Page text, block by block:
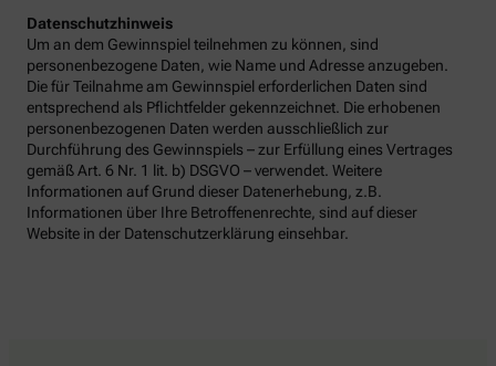
Datenschutzhinweis
Um an dem Gewinnspiel teilnehmen zu können, sind
personenbezogene Daten, wie Name und Adresse anzugeben.
Die für Teilnahme am Gewinnspiel erforderlichen Daten sind
entsprechend als Pflichtfelder gekennzeichnet. Die erhobenen
personenbezogenen Daten werden ausschließlich zur
Durchführung des Gewinnspiels – zur Erfüllung eines Vertrages
gemäß Art. 6 Nr. 1 lit. b) DSGVO – verwendet. Weitere
Informationen auf Grund dieser Datenerhebung, z.B.
Informationen über Ihre Betroffenenrechte, sind auf dieser
Website in der Datenschutzerklärung einsehbar.